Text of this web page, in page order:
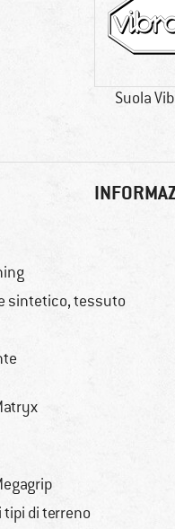
Suola
sintetico, tessuto
tipi di terreno